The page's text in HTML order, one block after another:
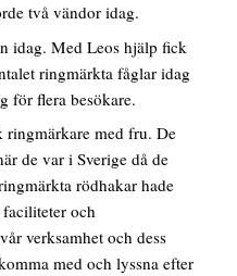
två vändor idag.
idag. Med Leos hjälp fick
ringmärkta fåglar idag
för flera besökare.
ringmärkare med fru. De
de var i Sverige då de
rödhakar hade
och
verksamhet och dess
med och lyssna efter